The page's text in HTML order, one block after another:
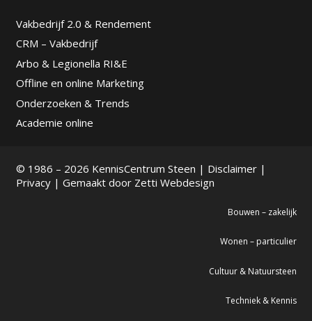
Vakbedrijf 2.0 & Rendement
CRM – Vakbedrijf
Arbo & Legionella RI&E
Offline en online Marketing
Onderzoeken & Trends
Academie online
© 1986 – 2026 KennisCentrum Steen | Disclaimer|
Privacy| Gemaakt door Zetti Webdesign
Bouwen – zakelijk
Wonen – particulier
Cultuur & Natuursteen
Techniek & Kennis